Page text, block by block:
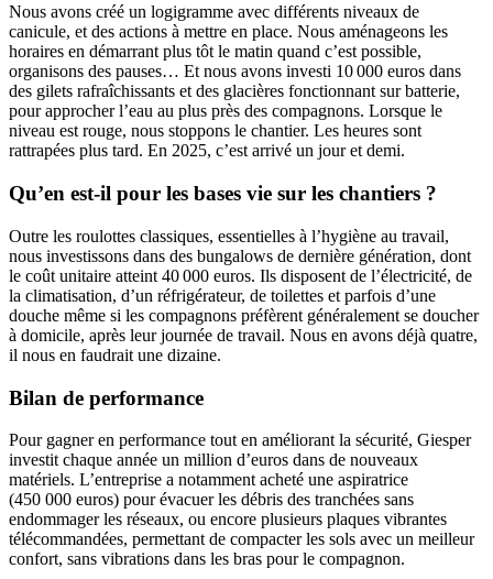
Nous avons créé un logigramme avec différents niveaux de
canicule, et des actions à mettre en place. Nous aménageons les
horaires en démarrant plus tôt le matin quand c’est possible,
organisons des pauses… Et nous avons investi 10 000 euros dans
des gilets rafraîchissants et des glacières fonctionnant sur batterie,
pour approcher l’eau au plus près des compagnons. Lorsque le
niveau est rouge, nous stoppons le chantier. Les heures sont
rattrapées plus tard. En 2025, c’est arrivé un jour et demi.
Qu’en est-il pour les bases vie sur les chantiers ?
Outre les roulottes classiques, essentielles à l’hygiène au travail,
nous investissons dans des bungalows de dernière génération, dont
le coût unitaire atteint 40 000 euros. Ils disposent de l’électricité, de
la climatisation, d’un réfrigérateur, de toilettes et parfois d’une
douche même si les compagnons préfèrent généralement se doucher
à domicile, après leur journée de travail. Nous en avons déjà quatre,
il nous en faudrait une dizaine.
Bilan de performance
Pour gagner en performance tout en améliorant la sécurité, Giesper
investit chaque année un million d’euros dans de nouveaux
matériels. L’entreprise a notamment acheté une aspiratrice
(450 000 euros) pour évacuer les débris des tranchées sans
endommager les réseaux, ou encore plusieurs plaques vibrantes
télécommandées, permettant de compacter les sols avec un meilleur
confort, sans vibrations dans les bras pour le compagnon.